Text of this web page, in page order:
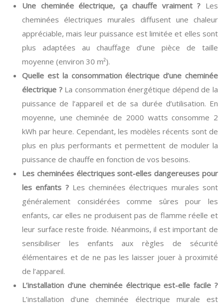
Une cheminée électrique, ça chauffe vraiment ? Les
cheminées électriques murales diffusent une chaleur
appréciable, mais leur puissance est limitée et elles sont
plus adaptées au chauffage d’une pièce de taille
moyenne (environ 30 m²).
Quelle est la consommation électrique d’une cheminée
électrique ? La consommation énergétique dépend de la
puissance de l’appareil et de sa durée d’utilisation. En
moyenne, une cheminée de 2000 watts consomme 2
kWh par heure. Cependant, les modèles récents sont de
plus en plus performants et permettent de moduler la
puissance de chauffe en fonction de vos besoins.
Les cheminées électriques sont-elles dangereuses pour
les enfants ? Les cheminées électriques murales sont
généralement considérées comme sûres pour les
enfants, car elles ne produisent pas de flamme réelle et
leur surface reste froide. Néanmoins, il est important de
sensibiliser les enfants aux règles de sécurité
élémentaires et de ne pas les laisser jouer à proximité
de l’appareil.
L’installation d’une cheminée électrique est-elle facile ?
L’installation d’une cheminée électrique murale est